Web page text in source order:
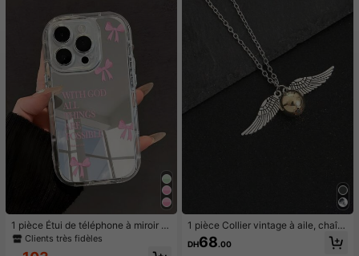
1 pièce Étui de téléphone à miroir ro
se minimaliste, style fille avec motif
Clients très fidèles
1 pièce Collier vintage à aile, chaîn
e de pull, accessoire quotidien déc
ontracté, article consommable
DH68.00